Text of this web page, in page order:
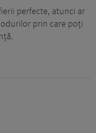
perfecte, atunci ar
prin care poți